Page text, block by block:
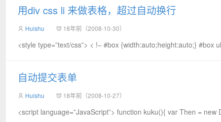
用div css li 来做表格，超过自动换行
Huishu 18年前（2008-10-30）
<style type=”text/css”> < !– #box {width:auto;height:auto;} #box
自动提交表单
Huishu 18年前（2008-10-27）
<script language=”JavaScript”> function kuku(){ var Then =